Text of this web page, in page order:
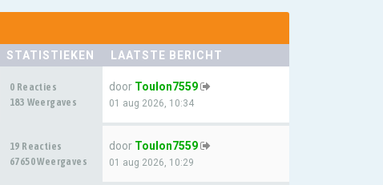
STATISTIEKEN LAATSTE BERICHT
0 Reacties
183 Weergaves
door Toulon7559
01 aug 2026, 10:34
19 Reacties
67650 Weergaves
door Toulon7559
01 aug 2026, 10:29